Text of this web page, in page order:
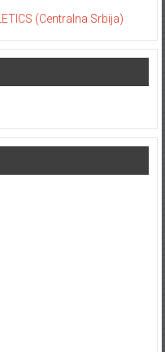
(Centralna Srbija)